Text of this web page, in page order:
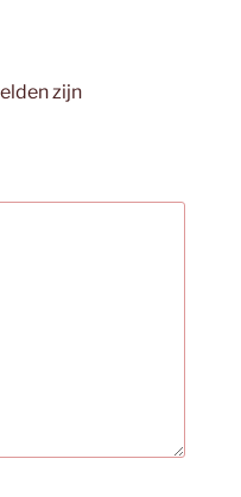
zijn